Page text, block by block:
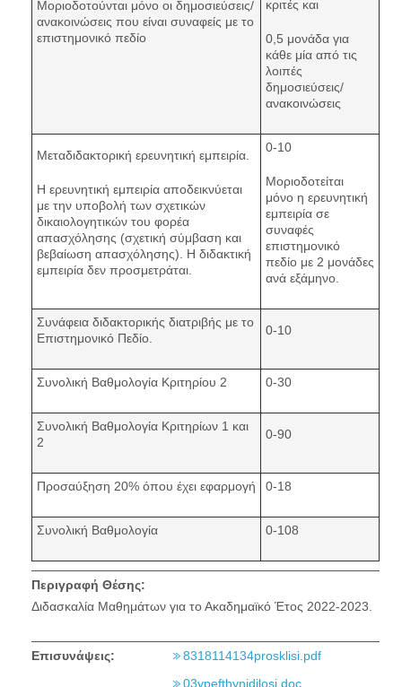
Μοριοδοτούνται μόνο οι δημοσιεύσεις/
ανακοινώσεις που είναι συναφείς με το
επιστημονικό πεδίο
κριτές και
0,5 μονάδα για
κάθε μία από τις
λοιπές
δημοσιεύσεις/
ανακοινώσεις
Μεταδιδακτορική ερευνητική εμπειρία.
H ερευνητική εμπειρία αποδεικνύεται
με την υποβολή των σχετικών
δικαιολογητικών του φορέα
απασχόλησης (σχετική σύμβαση και
βεβαίωση απασχόλησης). Η διδακτική
εμπειρία δεν προσμετράται.
0-10
Μοριοδοτείται
μόνο η ερευνητική
εμπειρία σε
συναφές
επιστημονικό
πεδίο με 2 μονάδες
ανά εξάμηνο.
Συνάφεια διδακτορικής διατριβής με το
Επιστημονικό Πεδίο.
0-10
Συνολική Βαθμολογία Κριτηρίου 2 0-30
Συνολική Βαθμολογία Κριτηρίων 1 και
2
0-90
Προσαύξηση 20% όπου έχει εφαρμογή 0-18
Συνολική Βαθμολογία 0-108
Περιγραφή Θέσης:
Διδασκαλία Μαθημάτων για το Ακαδημαϊκό Έτος 2022-2023.
Επισυνάψεις:
8318114134prosklisi.pdf
03ypefthynidilosi.doc